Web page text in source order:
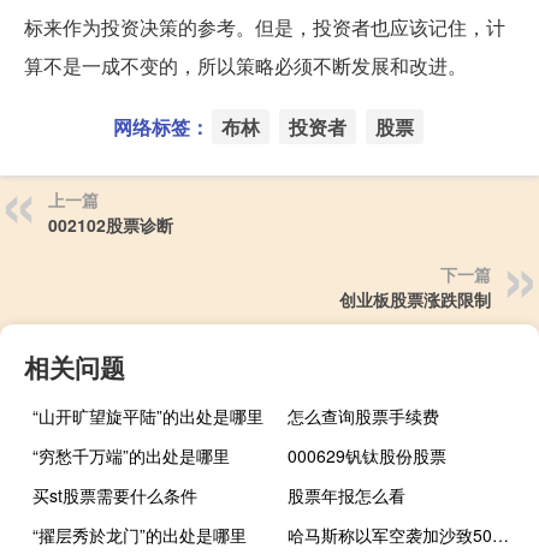
标来作为投资决策的参考。但是，投资者也应该记住，计
算不是一成不变的，所以策略必须不断发展和改进。
网络标签： 布林 投资者 股票
上一篇
002102股票诊断
下一篇
创业板股票涨跌限制
相关问题
“山开旷望旋平陆”的出处是哪里
怎么查询股票手续费
“穷愁千万端”的出处是哪里
000629钒钛股份股票
买st股票需要什么条件
股票年报怎么看
“擢层秀於龙门”的出处是哪里
哈马斯称以军空袭加沙致50名被扣押人员丧生以方称其言论系“编造”